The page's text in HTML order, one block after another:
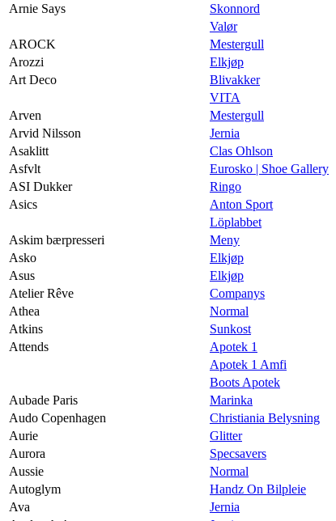
Arnie Says
Skonnord
Valør
AROCK
Mestergull
Arozzi
Elkjøp
Art Deco
Blivakker
VITA
Arven
Mestergull
Arvid Nilsson
Jernia
Asaklitt
Clas Ohlson
Asfvlt
Eurosko | Shoe Gallery
ASI Dukker
Ringo
Asics
Anton Sport
Löplabbet
Askim bærpresseri
Meny
Asko
Elkjøp
Asus
Elkjøp
Atelier Rêve
Companys
Athea
Normal
Atkins
Sunkost
Attends
Apotek 1
Apotek 1 Amfi
Boots Apotek
Aubade Paris
Marinka
Audo Copenhagen
Christiania Belysning
Aurie
Glitter
Aurora
Specsavers
Aussie
Normal
Autoglym
Handz On Bilpleie
Ava
Jernia